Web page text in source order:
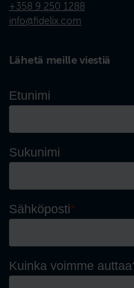
+358 9 250 1288
info@fidelix.com
Lähetä meille viestiä